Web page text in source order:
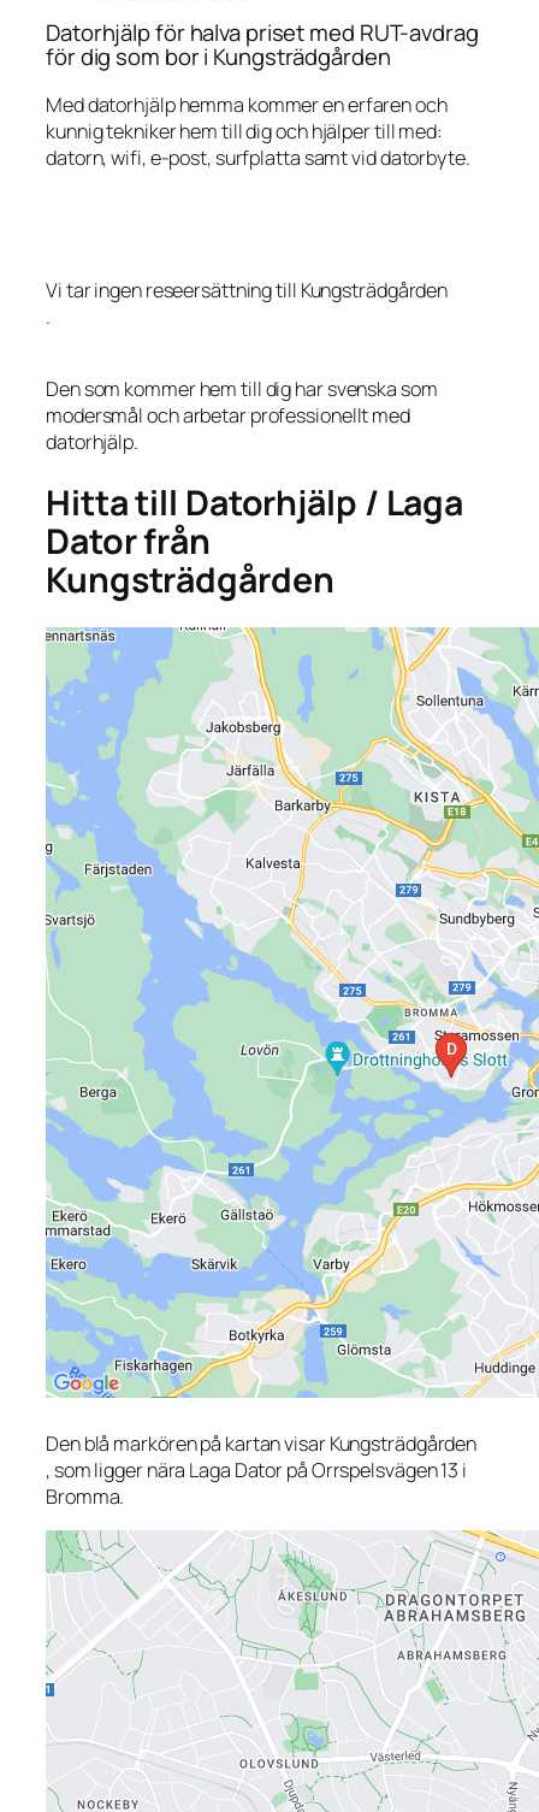
Datorhjälp för halva priset med RUT-avdrag
för dig som bor i Kungsträdgården
Med datorhjälp hemma kommer en erfaren och
kunnig tekniker hem till dig och hjälper till med:
datorn, wifi, e-post, surfplatta samt vid datorbyte.
Vi tar ingen reseersättning till Kungsträdgården
.
Den som kommer hem till dig har svenska som
modersmål och arbetar professionellt med
datorhjälp.
Hitta till Datorhjälp / Laga
Dator från
Kungsträdgården
Den blå markören på kartan visar Kungsträdgården
, som ligger nära Laga Dator på Orrspelsvägen 13 i
Bromma.